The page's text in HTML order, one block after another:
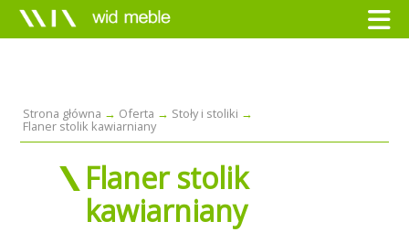
Strona główna Oferta Stoły i stoliki
Flaner stolik kawiarniany
Flaner stolik
kawiarniany